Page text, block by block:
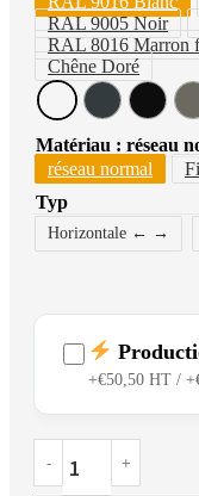
RAL 9005 Noir
RAL 8016 Marron
Chêne Doré
Matériau : réseau
réseau normal
Typ
Horizontale ← →
+€50,50 HT /
Profils déjà